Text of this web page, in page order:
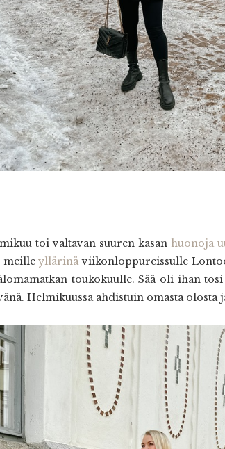
toi valtavan suuren kasan huonoja
meilleyllärinä viikonloppureissulle
toukokuulle. Sää oli ihan
Helmikuussa ahdistuin omasta olosta